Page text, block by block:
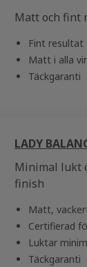
Matt och fint
Fint resultat
Matt i alla
Täckgaranti
LADY
Minimal lukt
finish
Matt,
Certifierad
Luktar
Täckgaranti